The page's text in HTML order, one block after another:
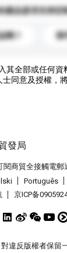
產品是否支持定
嗎？
其全部或任何
同意及授權，
閱商貿全接觸電郵
Português
京ICP备
違反版權者保留